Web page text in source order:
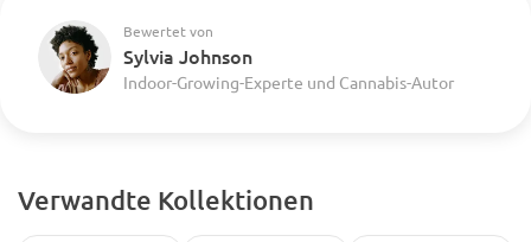
Bewertet von
Sylvia Johnson
Indoor-Growing-Experte und Cannabis-Autor
Verwandte Kollektionen